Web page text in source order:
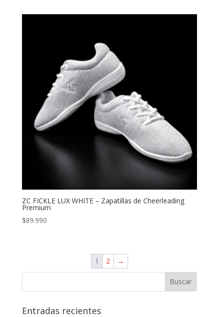
ZC FICKLE LUX WHITE – Zapatillas de Cheerleading
Premium
$89.990
1 2 →
Entradas recientes